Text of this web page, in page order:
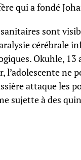
qui a fondé
sont
cérébrale
Okuhle, 13
l’adolescente ne
attaque les
sujette à des